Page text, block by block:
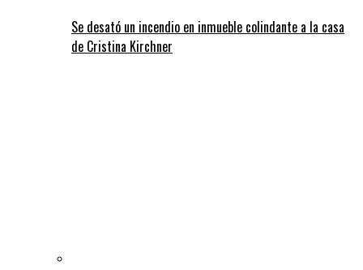
Se desató un incendio en inmueble colindante a la casa
de Cristina Kirchner